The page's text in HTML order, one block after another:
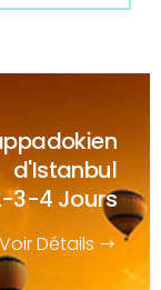
d'Istanbul
3-4 Jours
Voir Détails